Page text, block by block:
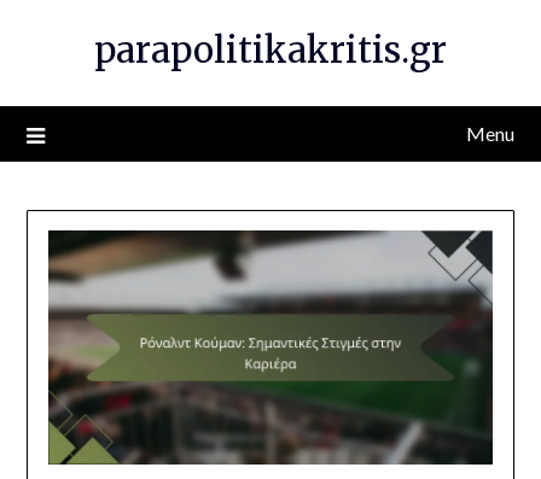
parapolitikakritis.gr
Menu